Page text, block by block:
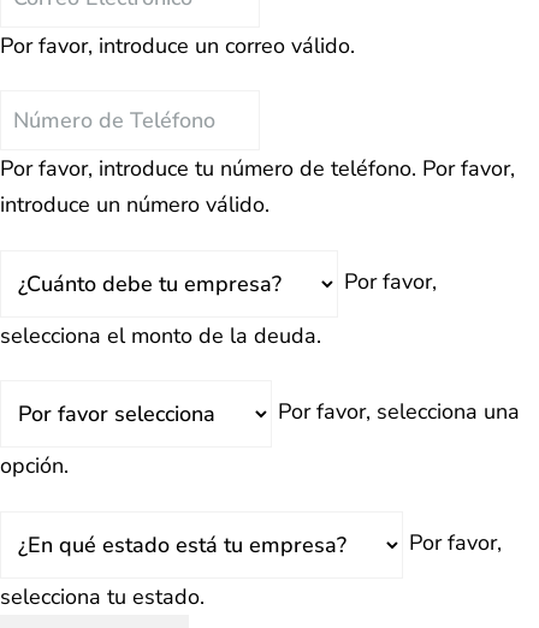
Por favor, introduce un correo válido.
Teléfono
Por favor, introduce tu número de teléfono. Por favor,
introduce un número válido.
Deuda
Por favor,
selecciona el monto de la deuda.
Por favor, selecciona una
opción.
Por favor,
selecciona tu estado.